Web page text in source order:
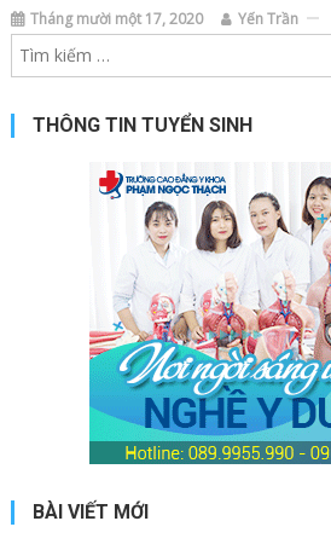
Tháng mười một 17, 2020 Yến Trần
THÔNG TIN TUYỂN SINH
BÀI VIẾT MỚI